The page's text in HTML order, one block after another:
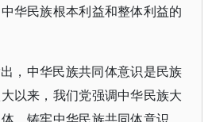
华民族根本利益和整体利益的
，中华民族共同体意识是民族
以来，我们党强调中华民族大